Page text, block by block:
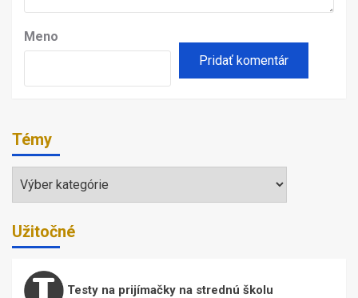
Meno
Témy
Témy
Užitočné
Testy na prijímačky na strednú školu